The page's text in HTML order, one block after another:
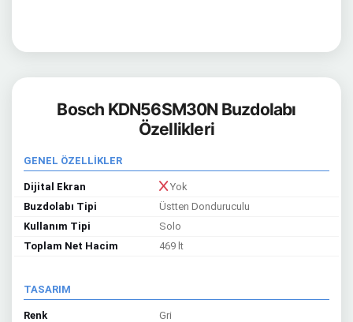
Bosch KDN56SM30N Buzdolabı
Özellikleri
GENEL ÖZELLİKLER
Dijital Ekran
Yok
Buzdolabı Tipi
Üstten Donduruculu
Kullanım Tipi
Solo
Toplam Net Hacim
469 lt
TASARIM
Renk
Gri